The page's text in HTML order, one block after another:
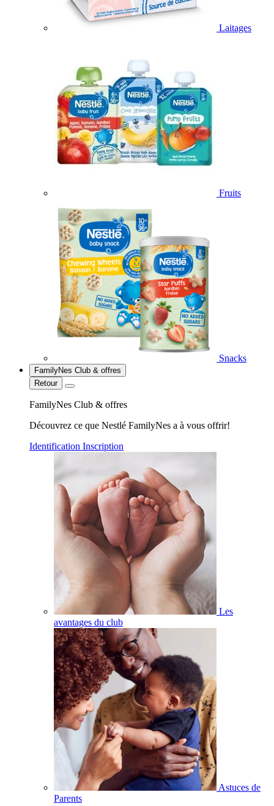
Laitages
Fruits
Snacks
FamilyNes Club & offres
Retour
FamilyNes Club & offres
Découvrez ce que Nestlé FamilyNes a à vous offrir!
Identification Inscription
Les
avantages du club
Astuces de
Parents